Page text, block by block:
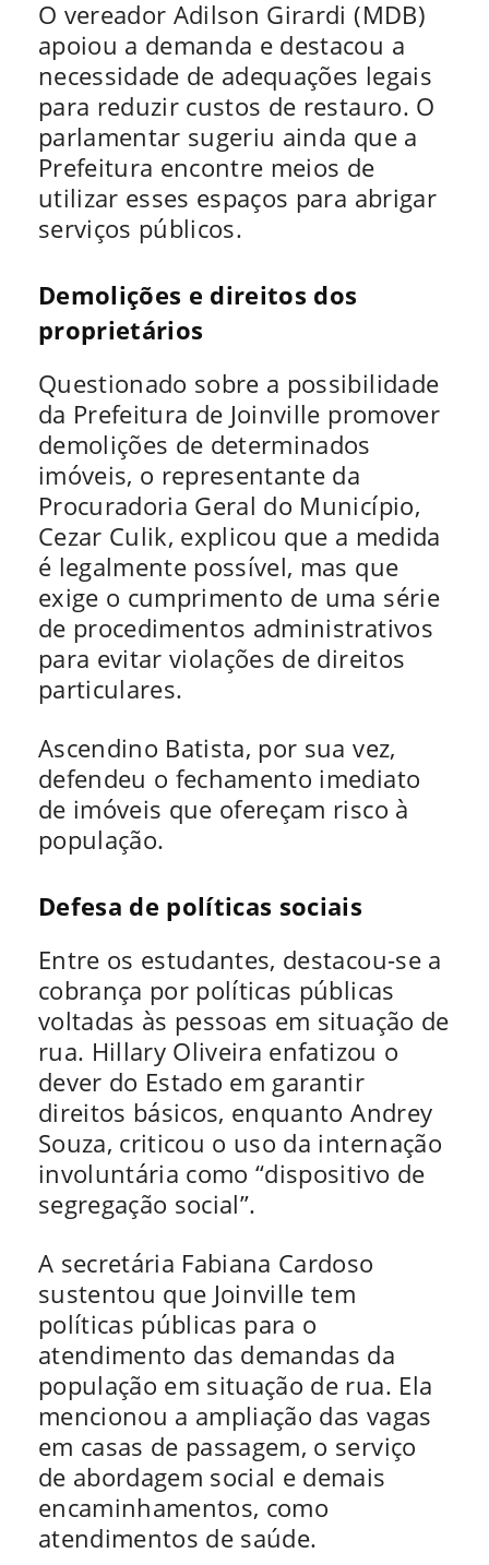
O vereador Adilson Girardi (MDB)
apoiou a demanda e destacou a
necessidade de adequações legais
para reduzir custos de restauro. O
parlamentar sugeriu ainda que a
Prefeitura encontre meios de
utilizar esses espaços para abrigar
serviços públicos.
Demolições e direitos dos
proprietários
Questionado sobre a possibilidade
da Prefeitura de Joinville promover
demolições de determinados
imóveis, o representante da
Procuradoria Geral do Município,
Cezar Culik, explicou que a medida
é legalmente possível, mas que
exige o cumprimento de uma série
de procedimentos administrativos
para evitar violações de direitos
particulares.
Ascendino Batista, por sua vez,
defendeu o fechamento imediato
de imóveis que ofereçam risco à
população.
Defesa de políticas sociais
Entre os estudantes, destacou-se a
cobrança por políticas públicas
voltadas às pessoas em situação de
rua. Hillary Oliveira enfatizou o
dever do Estado em garantir
direitos básicos, enquanto Andrey
Souza, criticou o uso da internação
involuntária como “dispositivo de
segregação social”.
A secretária Fabiana Cardoso
sustentou que Joinville tem
políticas públicas para o
atendimento das demandas da
população em situação de rua. Ela
mencionou a ampliação das vagas
em casas de passagem, o serviço
de abordagem social e demais
encaminhamentos, como
atendimentos de saúde.